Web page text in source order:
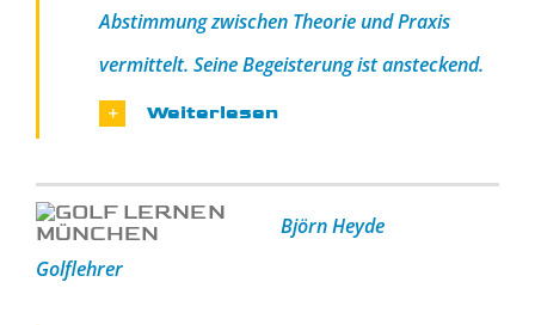
Abstimmung zwischen Theorie und Praxis
vermittelt. Seine Begeisterung ist ansteckend.
Weiterlesen
Björn Heyde
Golflehrer